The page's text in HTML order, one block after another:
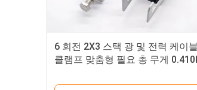
6 회전 2X3 스택 광 및 전력 케이블
클램프 맞춤형 필요 총 무게